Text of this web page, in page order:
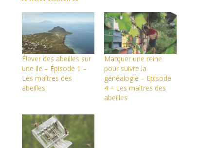
Élever des abeilles sur
une ile – Épisode 1 –
Les maîtres des
abeilles
Marquer une reine
pour suivre la
généalogie – Episode
4 – Les maîtres des
abeilles